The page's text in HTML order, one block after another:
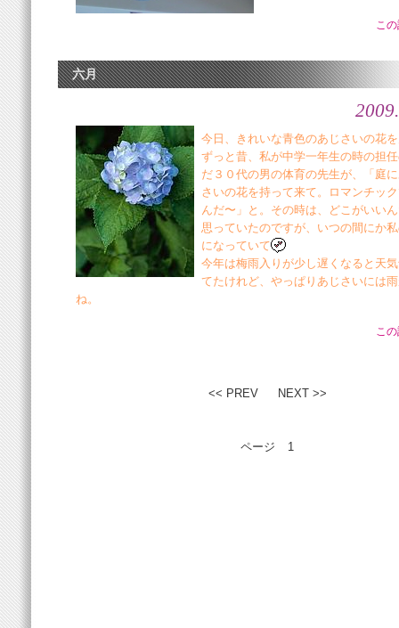
こ
六月
今日、きれいな青色のあじさいの花
ずっと昔、私が中学一年生の時の担
だ３０代の男の体育の先生が、「庭
さいの花を持って来て。ロマンチッ
んだ〜」と。その時は、どこがいい
思っていたのですが、いつの間にか
になっていて
今年は梅雨入りが少し遅くなると天
てたけれど、やっぱりあじさいには
ね。
こ
<< PREV NEXT >>
ページ 1